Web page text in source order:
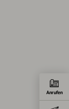
Anrufen